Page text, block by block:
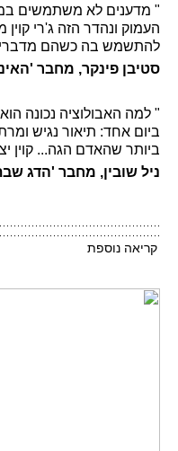
" מדענים לא משתמשים
העמוק ונהדר הזה ג'רי
להתשמש בה כשהם
סטיבן פינקר, מחבר
" למה האבולוציה נכונה
ביום אחד: תיאור נגיש
ביותר שהאדם הגה... קוין
ניל שובין, מחבר 'הדג
קריאה נוספת